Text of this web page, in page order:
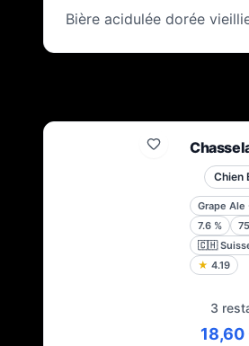
Bière acidulée dorée
Chien
Grape
7.6 %
🇨🇭
★ 4.19
3
18,60